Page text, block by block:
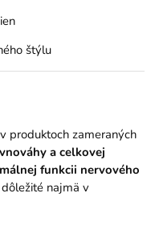
štýlu
produktoch zameraných
a celkovej
funkcii nervového
dôležité najmä v